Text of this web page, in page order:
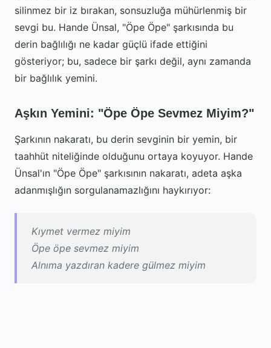
silinmez bir iz bırakan, sonsuzluğa mühürlenmiş bir
sevgi bu. Hande Ünsal, "Öpe Öpe" şarkısında bu
derin bağlılığı ne kadar güçlü ifade ettiğini
gösteriyor; bu, sadece bir şarkı değil, aynı zamanda
bir bağlılık yemini.
Aşkın Yemini: "Öpe Öpe Sevmez Miyim?"
Şarkının nakaratı, bu derin sevginin bir yemin, bir
taahhüt niteliğinde olduğunu ortaya koyuyor. Hande
Ünsal'ın "Öpe Öpe" şarkısının nakaratı, adeta aşka
adanmışlığın sorgulanamazlığını haykırıyor:
Kıymet vermez miyim
Öpe öpe sevmez miyim
Alnıma yazdıran kadere gülmez miyim